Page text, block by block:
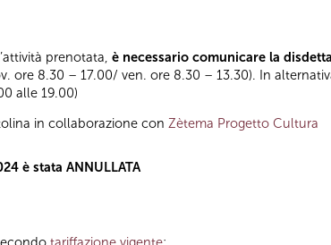
prenotata, è necessario comunicare la
ore 8.30 – 17.00/ ven. ore 8.30 – 13.30). In
alle 19.00)
in collaborazione con Zètema Progetto Cultura
è stata ANNULLATA